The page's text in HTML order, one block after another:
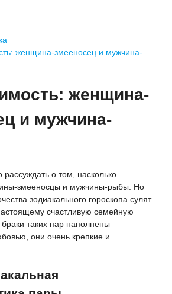
женщина-змееносец и мужчина-
женщина-
и мужчина-
о том, насколько
змееносцы и мужчины-рыбы. Но
зодиакального гороскопа сулят
счастливую семейную
таких пар наполнены
они очень крепкие и